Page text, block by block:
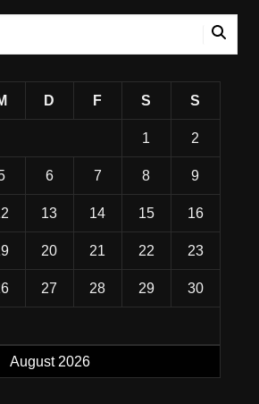
August 2026
D F S S
1 2
6 7 8 9
13 14 15 16
20 21 22 23
27 28 29 30